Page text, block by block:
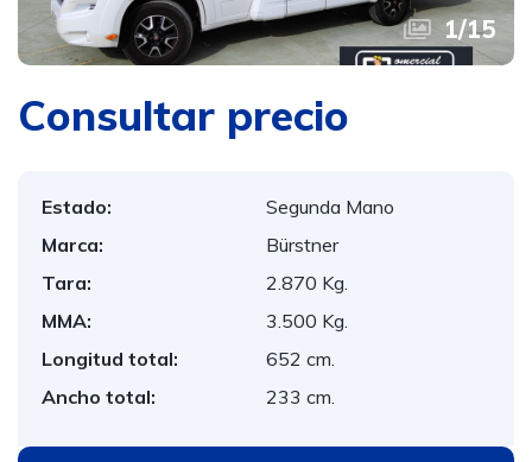
1/15
Consultar precio
Estado:
Segunda Mano
Marca:
Bürstner
Tara:
2.870 Kg.
MMA:
3.500 Kg.
Longitud total:
652 cm.
Ancho total:
233 cm.